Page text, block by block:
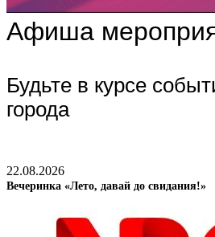
Афиша
Будьте в курсе
города
22.08.2026
Вечеринка «Лето, давай до свидания!»